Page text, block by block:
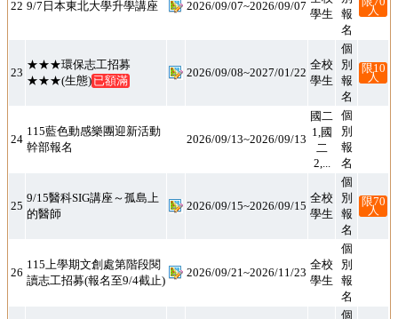
22 9/7日本東北大學升學講座 2026/09/07~2026/09/07
學生
名
人
23
★★★環保志工招募
★★★(生態) 已額滿
2026/09/08~2027/01/22
全校
學生
個
別
報
名
限10
人
24
115藍色動感樂團迎新活動
幹部報名
2026/09/13~2026/09/13
國二
1,國
二
2,...
個
別
報
名
25
9/15醫科SIG講座～孤島上
的醫師
2026/09/15~2026/09/15
全校
學生
個
別
報
名
限70
人
26
115上學期文創處第階段閱
讀志工招募(報名至9/4截止)
2026/09/21~2026/11/23
全校
學生
個
別
報
名
個
別
報